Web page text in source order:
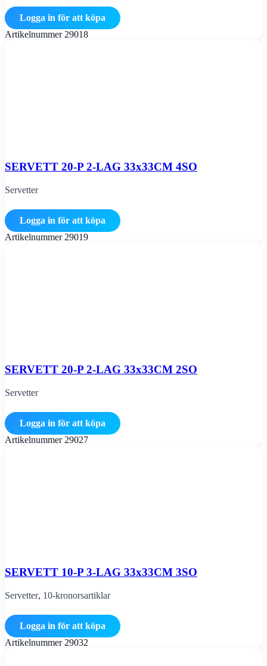
Logga in för att köpa
Artikelnummer 29018
SERVETT 20-P 2-LAG 33x33CM 4SO
Servetter
Logga in för att köpa
Artikelnummer 29019
SERVETT 20-P 2-LAG 33x33CM 2SO
Servetter
Logga in för att köpa
Artikelnummer 29027
SERVETT 10-P 3-LAG 33x33CM 3SO
Servetter, 10-kronorsartiklar
Logga in för att köpa
Artikelnummer 29032